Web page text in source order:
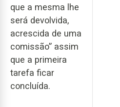
que a mesma lhe
será devolvida,
acrescida de uma
comissão” assim
que a primeira
tarefa ficar
concluída.